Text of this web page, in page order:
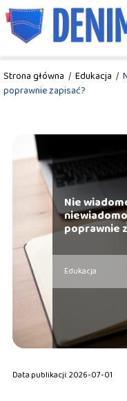
Strona główna / Edukacja /
poprawnie zapisać?
Nie
poprawnie
Edukacja
Data publikacji: 2026-07-01